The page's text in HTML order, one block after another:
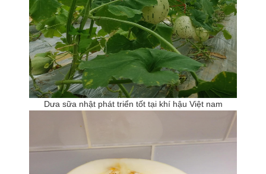
Dưa sữa nhật phát triển tốt tại khí hậu Việt nam